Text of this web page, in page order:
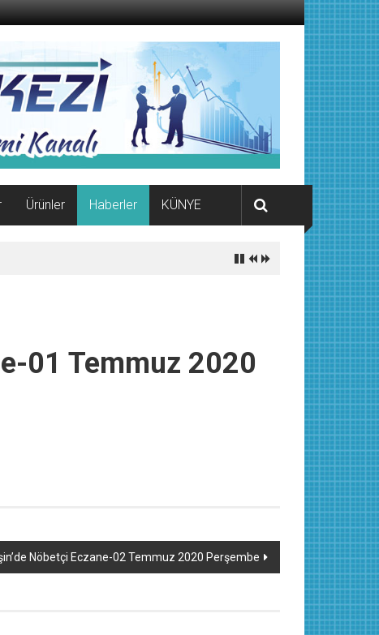
Ürünler Haberler KÜNYE
01 Temmuz 2020
Nöbetçi Eczane-02 Temmuz 2020 Perşembe